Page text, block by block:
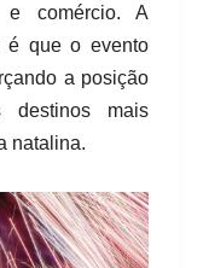
e comércio. A
é que o evento
a posição
destinos mais
natalina.